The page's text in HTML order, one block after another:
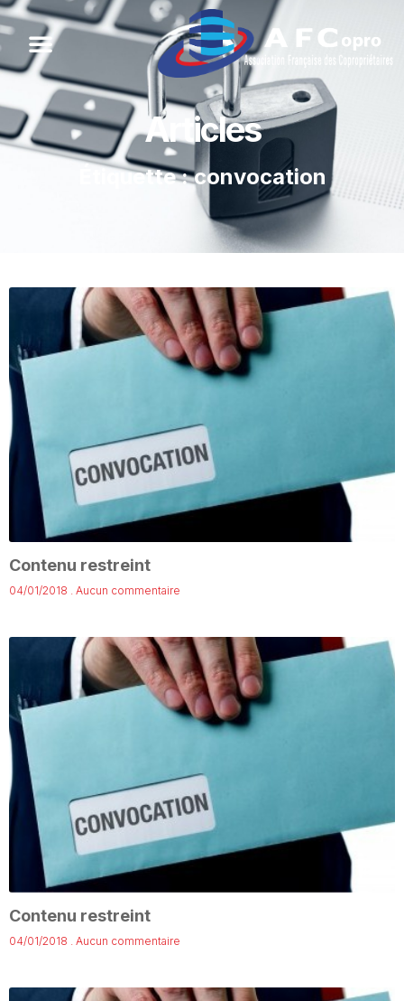
Articles
Étiquette : convocation
Contenu restreint
04/01/2018 Aucun commentaire
Contenu restreint
04/01/2018 Aucun commentaire